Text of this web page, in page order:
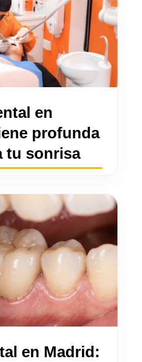
en
profunda
tu sonrisa
en Madrid: